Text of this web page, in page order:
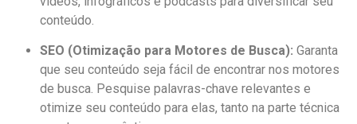
conteúdo.
SEO (Otimização para Motores de Busca): Garanta
que seu conteúdo seja fácil de encontrar nos motores
de busca. Pesquise palavras-chave relevantes e
otimize seu conteúdo para elas, tanto na parte técnica